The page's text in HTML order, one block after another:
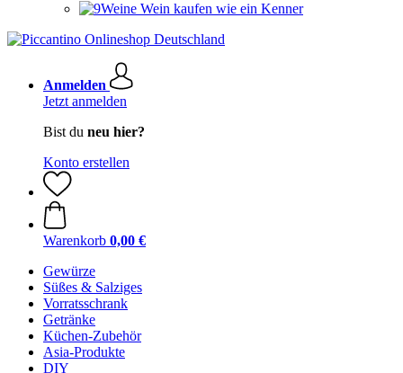
Wein kaufen wie ein Kenner
Anmelden
Jetzt anmelden
Bist du neu hier?
Konto erstellen
Warenkorb 0,00 €
Gewürze
Süßes & Salziges
Vorratsschrank
Getränke
Küchen-Zubehör
Asia-Produkte
DIY